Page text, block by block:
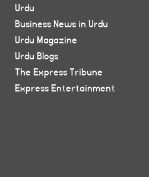
Urdu
Business News in Urdu
Urdu Magazine
Urdu Blogs
The Express Tribune
Express Entertainment